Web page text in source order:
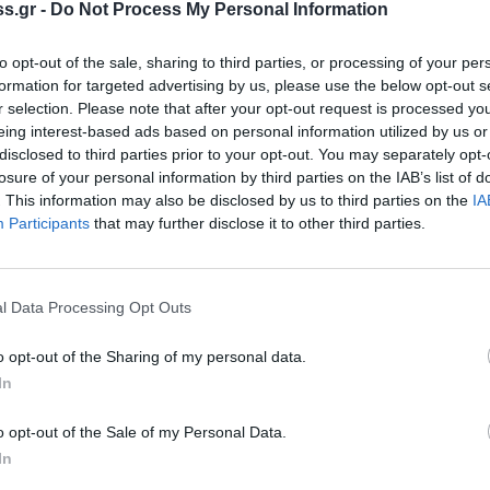
- Do Not Process My Personal Information
opt-out of the sale, sharing to third parties, or processing of your
for targeted advertising by us, please use the below opt-out
selection. Please note that after your opt-out request is processed
interest-based ads based on personal information utilized by us
to third parties prior to your opt-out. You may separately
of your personal information by third parties on the IAB’s list of
This information may also be disclosed by us to third parties on the
Participants that may further disclose it to other third parties.
Data Processing Opt Outs
opt-out of the Sharing of my personal data.
opt-out of the Sale of my Personal Data.
του Νομού μας.
της Π.Ε. Λακωνίας παρακαλούμε να
τηλέφωνα:
Κοινωνική Λειτουργός